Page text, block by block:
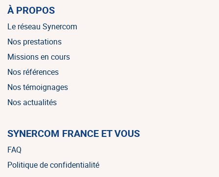
À PROPOS
Le réseau Synercom
Nos prestations
Missions en cours
Nos références
Nos témoignages
Nos actualités
SYNERCOM FRANCE ET VOUS
FAQ
Politique de confidentialité